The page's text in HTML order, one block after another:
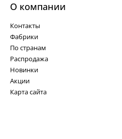
О компании
Контакты
Фабрики
По странам
Распродажа
Новинки
Акции
Карта сайта